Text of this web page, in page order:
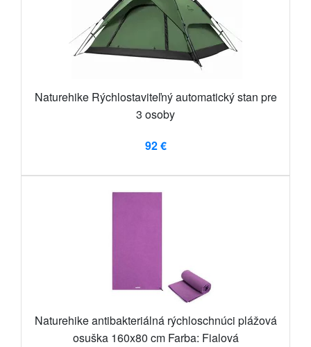
Naturehike Rýchlostaviteľný automatický stan pre
3 osoby
92 €
Naturehike antibakteriálná rýchloschnúci plážová
osuška 160x80 cm Farba: Fialová